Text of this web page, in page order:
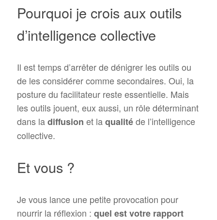
Pourquoi je crois aux outils
d’intelligence collective
Il est temps d’arrêter de dénigrer les outils ou
de les considérer comme secondaires. Oui, la
posture du facilitateur reste essentielle. Mais
les outils jouent, eux aussi, un rôle déterminant
dans ladiffusion et laqualitéde l’intelligence
collective.
Et vous ?
Je vous lance une petite provocation pour
nourrir la réflexion : quel est votre rapport